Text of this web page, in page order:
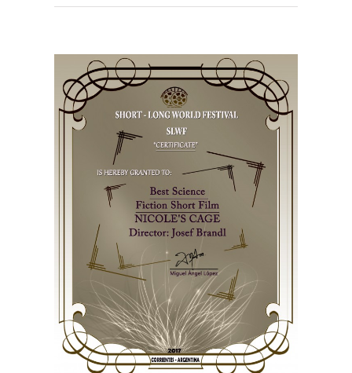
grösseres
Bild